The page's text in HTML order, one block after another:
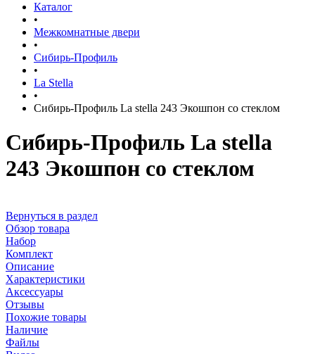
Каталог
•
Межкомнатные двери
•
Сибирь-Профиль
•
La Stella
•
Сибирь-Профиль La stella 243 Экошпон со стеклом
Сибирь-Профиль La stella
243 Экошпон со стеклом
Вернуться в раздел
Обзор товара
Набор
Комплект
Описание
Характеристики
Аксессуары
Отзывы
Похожие товары
Наличие
Файлы